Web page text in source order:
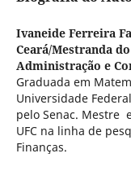
Ivaneide Ferreira
Ceará/Mestranda
Administração e
Graduada em
Universidade
pelo Senac. Mestre
UFC na linha de
Finanças.